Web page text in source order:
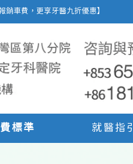
車費，更享牙醫九折優惠】
標準 就醫指引